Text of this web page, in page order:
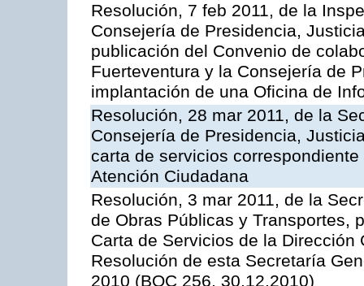
Resolución, 7 feb 2011, de la
Consejería de Presidencia,
publicación del Convenio de
Fuerteventura y la Consejería de
implantación de una Oficina de
Resolución, 28 mar 2011, de la
Consejería de Presidencia,
carta de servicios
Atención Ciudadana
Resolución, 3 mar 2011, de la
de Obras Públicas y Transportes,
Carta de Servicios de la
Resolución de esta Secretaría
2010 (BOC 256, 30.12.2010)